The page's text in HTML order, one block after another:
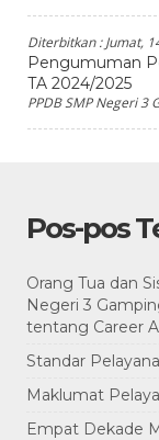
Diterbitkan :Jumat,
Pengumuman
TA 2024/2025
PPDB SMP Negeri 3
Pos-pos
Orang Tua dan
Negeri 3
tentang Career
Standar
Maklumat
Empat Dekade